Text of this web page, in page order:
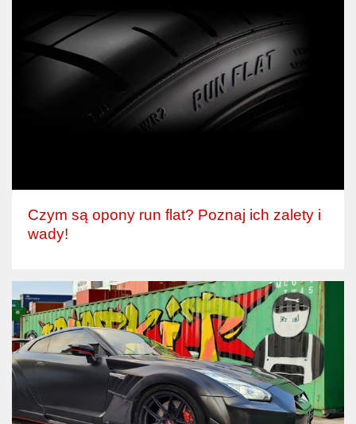
Czym są opony run flat? Poznaj ich zalety i
wady!